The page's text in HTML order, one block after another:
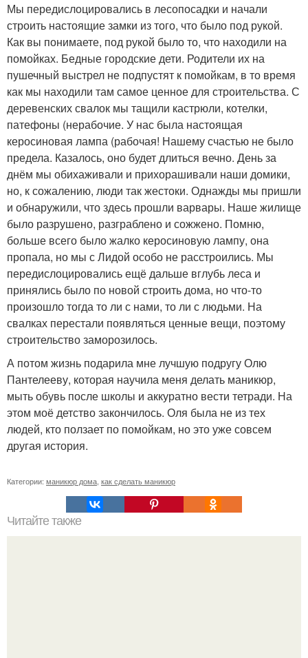
Мы передислоцировались в лесопосадки и начали
строить настоящие замки из того, что было под рукой.
Как вы понимаете, под рукой было то, что находили на
помойках. Бедные городские дети. Родители их на
пушечный выстрел не подпустят к помойкам, в то время
как мы находили там самое ценное для строительства. С
деревенских свалок мы тащили кастрюли, котелки,
патефоны (нерабочие. У нас была настоящая
керосиновая лампа (рабочая! Нашему счастью не было
предела. Казалось, оно будет длиться вечно. День за
днём мы обихаживали и прихорашивали наши домики,
но, к сожалению, люди так жестоки. Однажды мы пришли
и обнаружили, что здесь прошли варвары. Наше жилище
было разрушено, разграблено и сожжено. Помню,
больше всего было жалко керосиновую лампу, она
пропала, но мы с Лидой особо не расстроились. Мы
передислоцировались ещё дальше вглубь леса и
принялись было по новой строить дома, но что-то
произошло тогда то ли с нами, то ли с людьми. На
свалках перестали появляться ценные вещи, поэтому
строительство заморозилось.
А потом жизнь подарила мне лучшую подругу Олю
Пантелееву, которая научила меня делать маникюр,
мыть обувь после школы и аккуратно вести тетради. На
этом моё детство закончилось. Оля была не из тех
людей, кто ползает по помойкам, но это уже совсем
другая история.
Категории: маникюр дома как сделать маникюр
Читайте также